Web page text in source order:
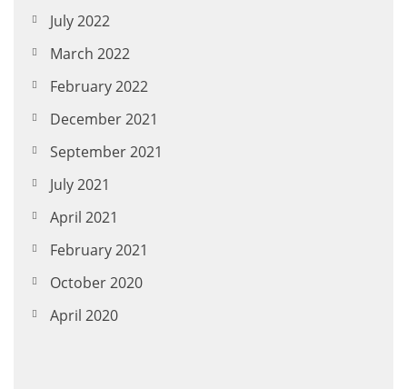
July 2022
March 2022
February 2022
December 2021
September 2021
July 2021
April 2021
February 2021
October 2020
April 2020